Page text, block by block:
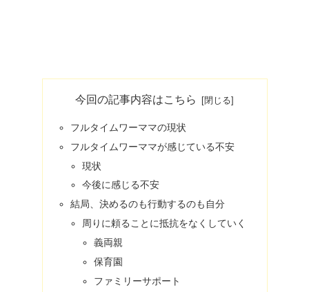
今回の記事内容はこちら
フルタイムワーママの現状
フルタイムワーママが感じている不安
現状
今後に感じる不安
結局、決めるのも行動するのも自分
周りに頼ることに抵抗をなくしていく
義両親
保育園
ファミリーサポート